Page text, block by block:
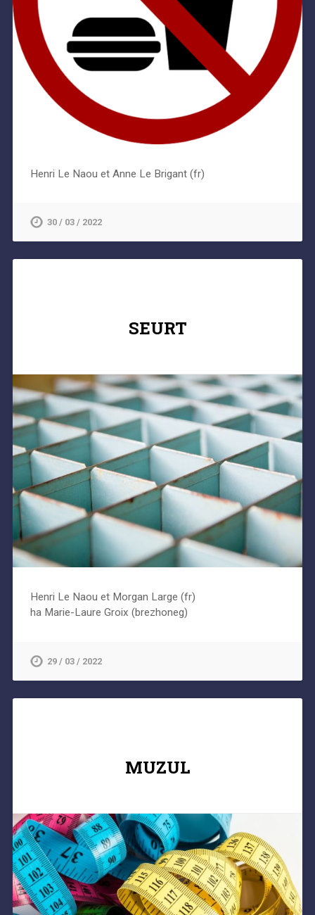
Henri Le Naou et Anne Le Brigant (fr)
30 / 03 / 2022
SEURT
Henri Le Naou et Morgan Large (fr)
ha Marie-Laure Groix (brezhoneg)
29 / 03 / 2022
MUZUL